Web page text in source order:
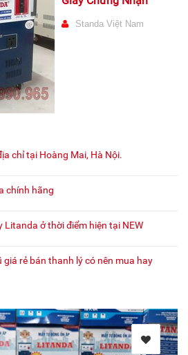
Standa Việt Nam
chỉ tại Hoàng Mai, Hà Nội.
chính hãng
Litanda ở thời điểm hiện tại NEW
giá rẻ bán thanh lý có nên mua hay